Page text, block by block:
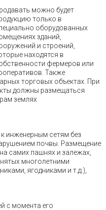
можно будет
только в
оборудованных
зданий,
и строений,
находятся в
фермеров или
Также
торговых объектах. При
должны размещаться
землях
инженерным сетям без
почвы. Размещение
самих пашнях и залежах,
многолетними
ягодниками и т.д.),
с момента его